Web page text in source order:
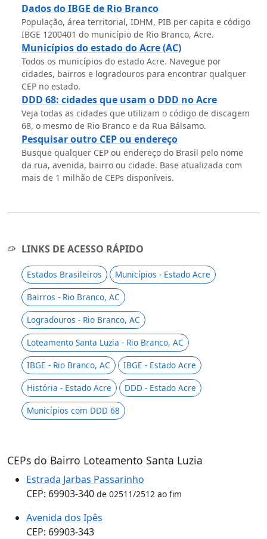
Dados do IBGE de Rio Branco
População, área territorial, IDHM, PIB per capita e código
IBGE 1200401 do município de Rio Branco, Acre.
Municípios do estado do Acre (AC)
Todos os municípios do estado Acre. Navegue por
cidades, bairros e logradouros para encontrar qualquer
CEP no estado.
DDD 68: cidades que usam o DDD no Acre
Veja todas as cidades que utilizam o código de discagem
68, o mesmo de Rio Branco e da Rua Bálsamo.
Pesquisar outro CEP ou endereço
Busque qualquer CEP ou endereço do Brasil pelo nome
da rua, avenida, bairro ou cidade. Base atualizada com
mais de 1 milhão de CEPs disponíveis.
LINKS DE ACESSO RÁPIDO
Estados Brasileiros
Municípios - Estado Acre
Bairros - Rio Branco, AC
Logradouros - Rio Branco, AC
Loteamento Santa Luzia - Rio Branco, AC
IBGE - Rio Branco, AC
IBGE - Estado Acre
História - Estado Acre
DDD - Estado Acre
Municípios com DDD 68
CEPs do Bairro Loteamento Santa Luzia
Estrada Jarbas Passarinho
CEP: 69903-340 de 02511/2512 ao fim
Avenida dos Ipês
CEP: 69903-343